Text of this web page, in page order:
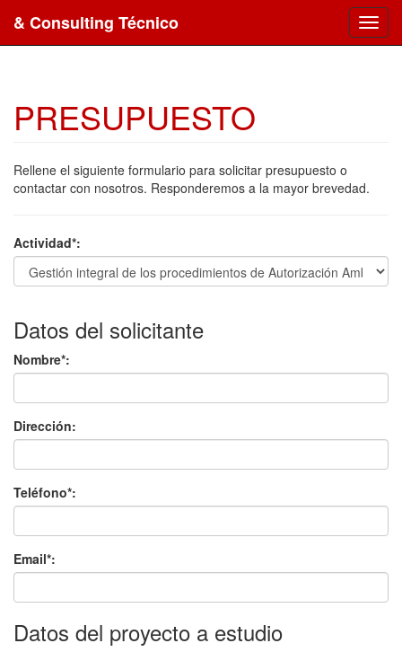
& Consulting Técnico
PRESUPUESTO
Rellene el siguiente formulario para solicitar presupuesto o
contactar con nosotros. Responderemos a la mayor brevedad.
Actividad*:
Datos del solicitante
Nombre*:
Dirección:
Teléfono*:
Email*:
Datos del proyecto a estudio